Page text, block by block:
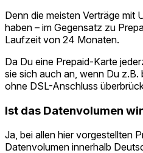
Denn die meisten Verträge mit
haben – im Gegensatz zu
Laufzeit von 24 Monaten.
Da Du eine Prepaid-Karte
sie sich auch an, wenn Du z.B.
ohne DSL-Anschluss
Ist das Datenvolumen
Ja, bei allen hier vorgestellten
Datenvolumen innerhalb